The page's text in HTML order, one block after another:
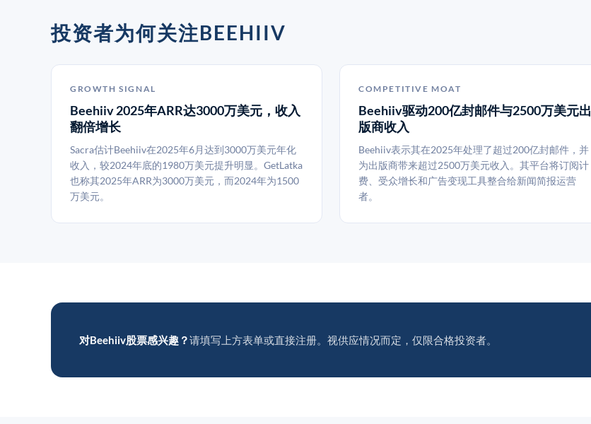
投资者为何关注BEEHIIV
GROWTH SIGNAL
Beehiiv 2025年ARR达3000万美元，收入
翻倍增长
Sacra估计Beehiiv在2025年6月达到3000万美元年化
收入，较2024年底的1980万美元提升明显。GetLatka
也称其2025年ARR为3000万美元，而2024年为1500
万美元。
COMPETITIVE MOAT
Beehiiv驱动200亿封邮件与2500万美元出
版商收入
Beehiiv表示其在2025年处理了超过200亿封邮件，并
为出版商带来超过2500万美元收入。其平台将订阅计
费、受众增长和广告变现工具整合给新闻简报运营
者。
对Beehiiv股票感兴趣？请填写上方表单或直接注册。视供应情况而定，仅限合格投资者。